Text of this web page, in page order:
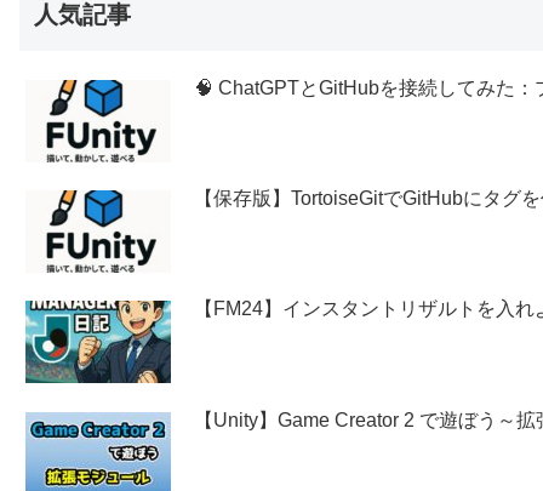
人気記事
🧠 ChatGPTとGitHubを接続してみた
【保存版】TortoiseGitでGitHubにタグ
【FM24】インスタントリザルトを入れ
【Unity】Game Creator 2 で遊ぼう～